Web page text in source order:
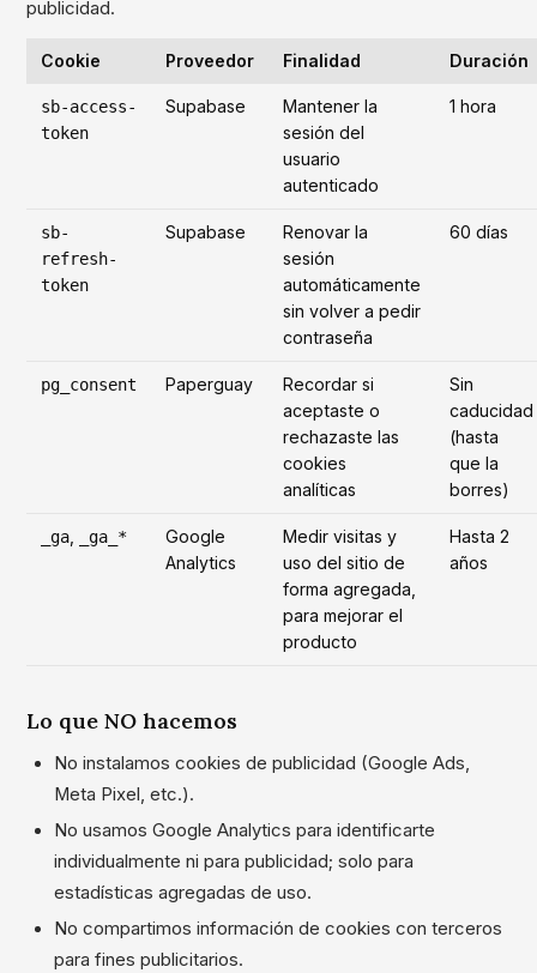
publicidad.
Cookie Proveedor Finalidad Duración
sb-access-
token
Supabase
Mantener la
sesión del
usuario
autenticado
1 hora
sb-
refresh-
token
Supabase
Renovar la
sesión
automáticamente
sin volver a pedir
contraseña
60 días
pg_consent Paperguay
Recordar si
aceptaste o
rechazaste las
cookies
analíticas
Sin
caducidad
(hasta
que la
borres)
_ga _ga_*
Google
Analytics
Medir visitas y
uso del sitio de
forma agregada,
para mejorar el
producto
Hasta 2
años
Lo que NO hacemos
No instalamos cookies de publicidad (Google Ads,
Meta Pixel, etc.).
No usamos Google Analytics para identificarte
individualmente ni para publicidad; solo para
estadísticas agregadas de uso.
No compartimos información de cookies con terceros
para fines publicitarios.